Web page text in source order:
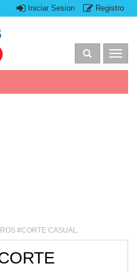
Iniciar Sesion Registro
#CORTE CASUAL.